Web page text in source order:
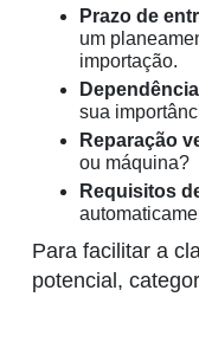
Prazo de
um
importação.
sua
Reparação
ou máquina?
Requisitos
Para facilitar a
potencial,